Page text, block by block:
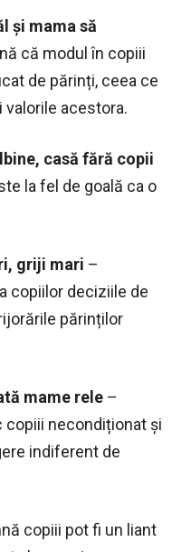
și mama să
că modul în copiii
de părinți, ceea ce
acestora.
casă fără copii
la fel de goală ca o
griji mari –
copiilor deciziile de
părinților
mame rele –
necondiționat și
indiferent de
copiii pot fi un liant